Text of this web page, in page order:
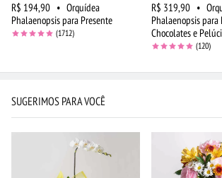
R$ 194,90 • Orquídea
Phalaenopsis para Presente
(1712)
R$ 319,90 •
Phalaenopsis para
Chocolates e
(120)
SUGERIMOS PARA VOCÊ